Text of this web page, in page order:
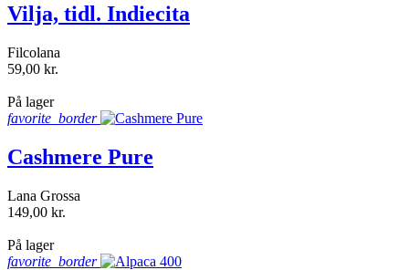
Vilja, tidl. Indiecita
Filcolana
59,00 kr.
På lager
favorite_border
Cashmere Pure
Lana Grossa
149,00 kr.
På lager
favorite_border